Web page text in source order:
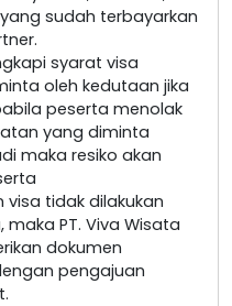
sudah terbayarkan
syarat visa
oleh kedutaan jika
peserta menolak
yang diminta
maka resiko akan
tidak dilakukan
maka PT. Viva Wisata
dokumen
pengajuan